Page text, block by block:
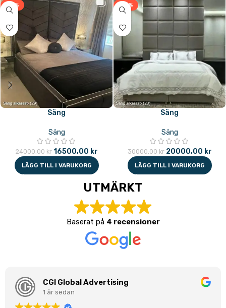
-31%
Säng
Säng
24000,00kr 16500,00 kr
LÄGG TILL I VARUKORG
-33%
Säng
Säng
30000,00kr 20000,00 kr
LÄGG TILL I VARUKORG
UTMÄRKT
Baserat på 4 recensioner
CGI Global Advertising
1 år sedan